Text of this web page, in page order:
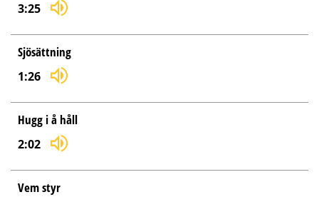
3:25
Sjösättning
1:26
Hugg i å håll
2:02
Vem styr